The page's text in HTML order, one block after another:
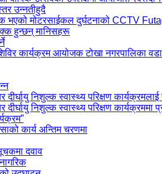
उन्नतीहुदै
भएको मोटरसाईकल दुर्घटनाको CCTV
हुन्छन् मानिसहरू
कार्यक्रम आयोजक टोखा नगरपालिका
निशुल्क स्वास्थ्य परिक्षण
निशुल्क स्वास्थ्य परिक्षण
कार्य अन्तिम चरणमा
दवाव